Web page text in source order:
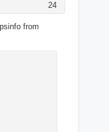
24
from